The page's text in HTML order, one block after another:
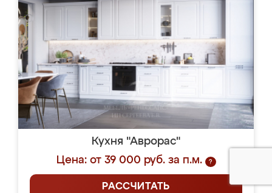
Кухня "Аврорас"
Цена: от 39 000 руб. за п.м.
?
РАССЧИТАТЬ